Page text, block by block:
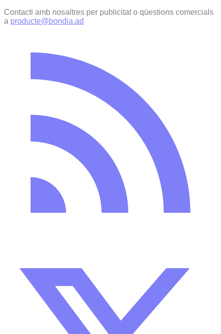
Contacti amb nosaltres per publicitat o qüestions comercials
a producte@bondia.ad